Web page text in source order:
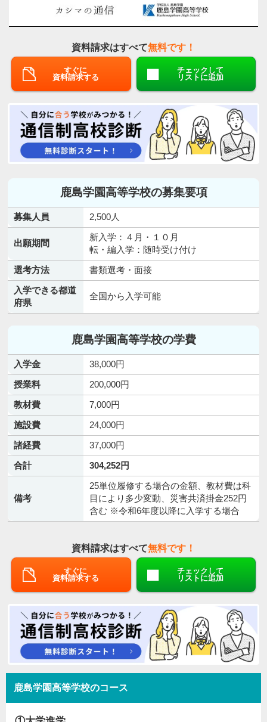
資料請求はすべて無料です！
すぐに
資料請求する
チェックして
リストに追加
鹿島学園高等学校の募集要項
募集人員 2,500人
出願期間
新入学：４月・１０月
転・編入学：随時受け付け
選考方法
書類選考・面接
入学できる都道
府県
全国から入学可能
鹿島学園高等学校の学費
入学金
38,000円
授業料
200,000円
教材費
7,000円
施設費
24,000円
諸経費
37,000円
合計
304,252円
備考
25単位履修する場合の金額、教材費は科
目により多少変動、災害共済掛金252円
含む ※令和6年度以降に入学する場合
資料請求はすべて無料です！
すぐに
資料請求する
チェックして
リストに追加
鹿島学園高等学校のコース